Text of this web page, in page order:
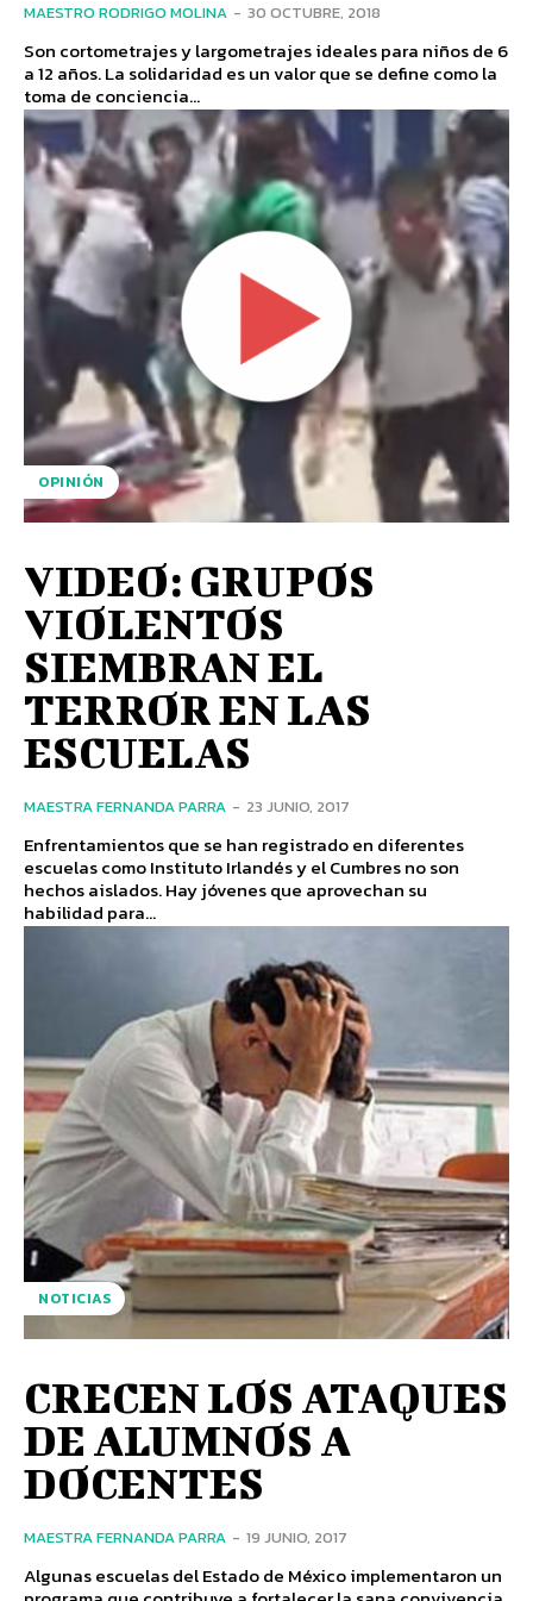
MAESTRO RODRIGO MOLINA - 30 OCTUBRE, 2018
Son cortometrajes y largometrajes ideales para niños de 6
a 12 años. La solidaridad es un valor que se define como la
toma de conciencia...
OPINIÓN
VIDEO: GRUPOS
VIOLENTOS
SIEMBRAN EL
TERROR EN LAS
ESCUELAS
MAESTRA FERNANDA PARRA - 23 JUNIO, 2017
Enfrentamientos que se han registrado en diferentes
escuelas como Instituto Irlandés y el Cumbres no son
hechos aislados. Hay jóvenes que aprovechan su
habilidad para...
NOTICIAS
CRECEN LOS ATAQUES
DE ALUMNOS A
DOCENTES
MAESTRA FERNANDA PARRA - 19 JUNIO, 2017
Algunas escuelas del Estado de México implementaron un